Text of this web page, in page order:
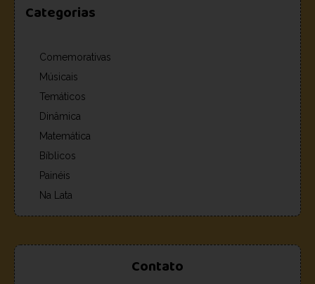
Categorias
Comemorativas
Músicais
Temáticos
Dinâmica
Matemática
Bíblicos
Painéis
Na Lata
Contato